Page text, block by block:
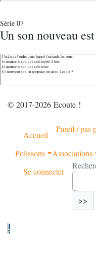
Série 07
Un son nouveau
© 2017-2026 Ecoute !
Accueil
Pareil / pas
Polissons Associations
Se connecter
>>